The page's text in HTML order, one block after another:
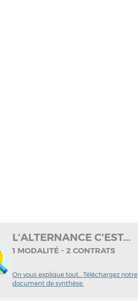
L'ALTERNANCE C'EST...
1 MODALITÉ - 2 CONTRATS
On vous explique tout... Téléchargez notre
document de synthèse.